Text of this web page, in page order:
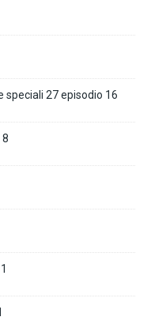
speciali 27 episodio 16